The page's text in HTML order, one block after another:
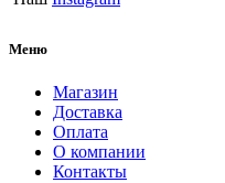
Меню
Магазин
Доставка
Оплата
О компании
Контакты